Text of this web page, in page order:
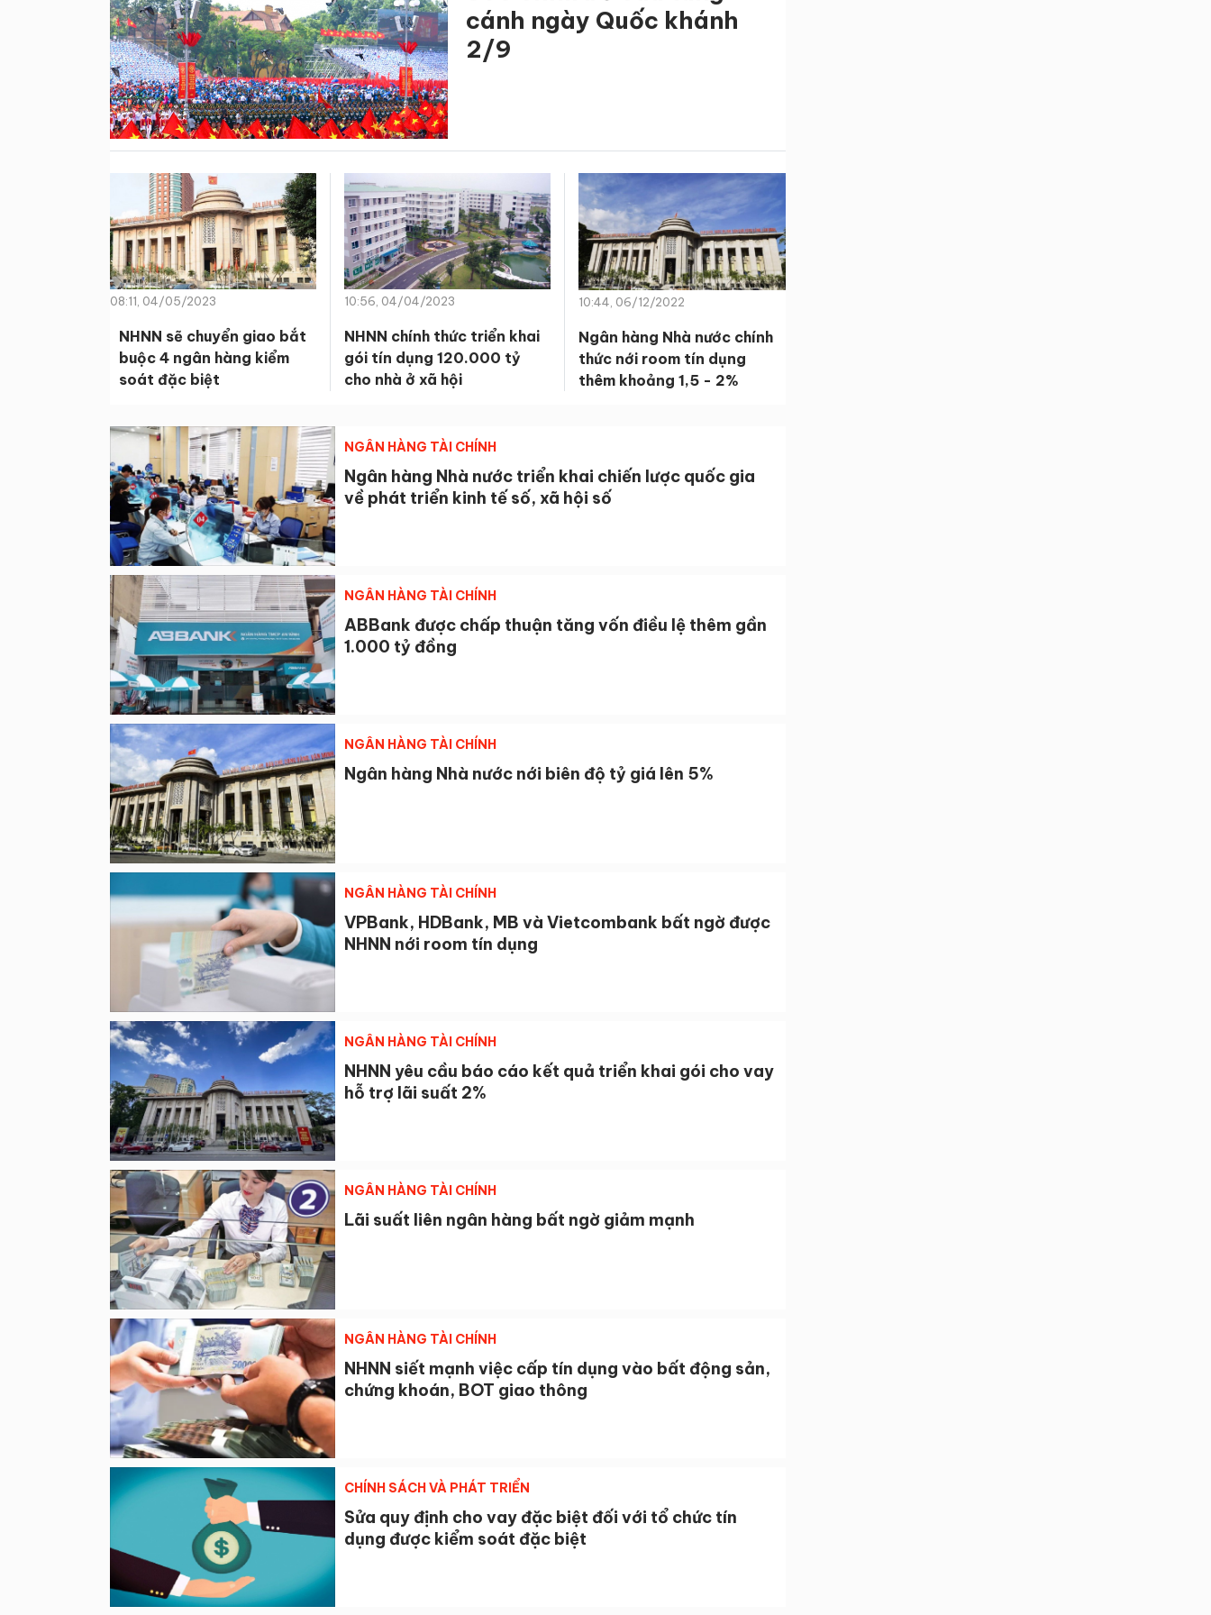
cánh ngày Quốc khánh
2/9
08:11, 04/05/2023
NHNN sẽ chuyển giao bắt
buộc 4 ngân hàng kiểm
soát đặc biệt
10:56, 04/04/2023
NHNN chính thức triển khai
gói tín dụng 120.000 tỷ
cho nhà ở xã hội
10:44, 06/12/2022
Ngân hàng Nhà nước chính
thức nới room tín dụng
thêm khoảng 1,5 - 2%
NGÂN HÀNG TÀI CHÍNH
Ngân hàng Nhà nước triển khai chiến lược quốc gia
về phát triển kinh tế số, xã hội số
NGÂN HÀNG TÀI CHÍNH
ABBank được chấp thuận tăng vốn điều lệ thêm gần
1.000 tỷ đồng
NGÂN HÀNG TÀI CHÍNH
Ngân hàng Nhà nước nới biên độ tỷ giá lên 5%
NGÂN HÀNG TÀI CHÍNH
VPBank, HDBank, MB và Vietcombank bất ngờ được
NHNN nới room tín dụng
NGÂN HÀNG TÀI CHÍNH
NHNN yêu cầu báo cáo kết quả triển khai gói cho vay
hỗ trợ lãi suất 2%
NGÂN HÀNG TÀI CHÍNH
Lãi suất liên ngân hàng bất ngờ giảm mạnh
NGÂN HÀNG TÀI CHÍNH
NHNN siết mạnh việc cấp tín dụng vào bất động sản,
chứng khoán, BOT giao thông
CHÍNH SÁCH VÀ PHÁT TRIỂN
Sửa quy định cho vay đặc biệt đối với tổ chức tín
dụng được kiểm soát đặc biệt